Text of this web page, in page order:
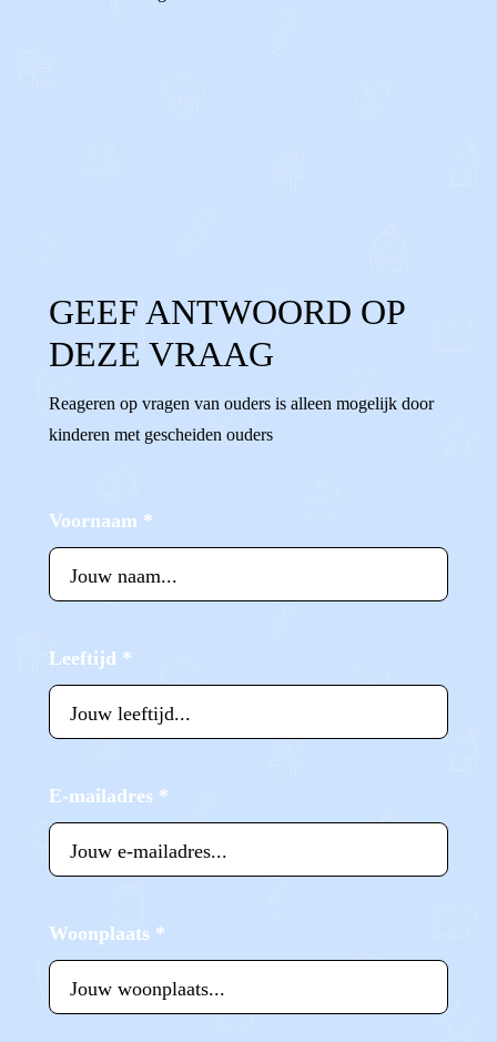
GEEF ANTWOORD OP
DEZE VRAAG
Reageren op vragen van ouders is alleen mogelijk door
kinderen met gescheiden ouders
Voornaam *
Leeftijd *
E-mailadres *
Woonplaats *